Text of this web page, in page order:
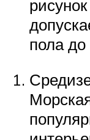
пола до